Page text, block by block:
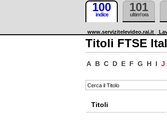
100
indice
101
ultim'ora
www.servizitelevideo.rai.it
Titoli FTSE
A B C D E F G H I J
Titoli